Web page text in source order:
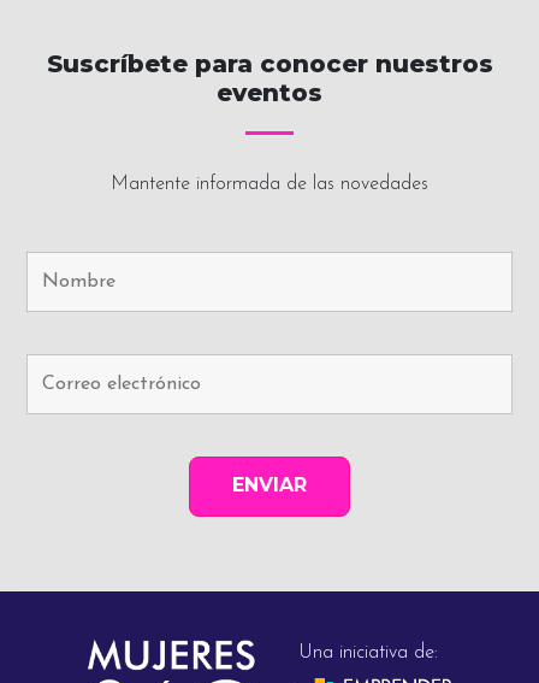
Suscríbete para conocer nuestros
eventos
Mantente informada de las novedades
Una iniciativa de: